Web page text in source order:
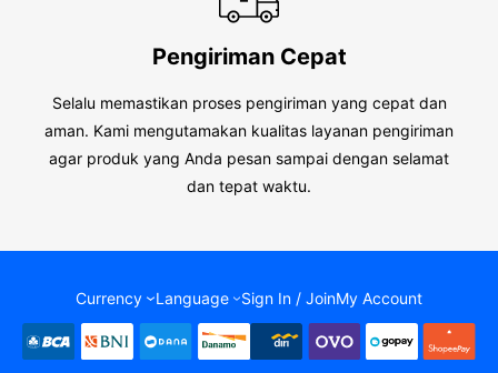
Pengiriman Cepat
Selalu memastikan proses pengiriman yang cepat dan
aman. Kami mengutamakan kualitas layanan pengiriman
agar produk yang Anda pesan sampai dengan selamat
dan tepat waktu.
Currency Language Sign In / JoinMy Account